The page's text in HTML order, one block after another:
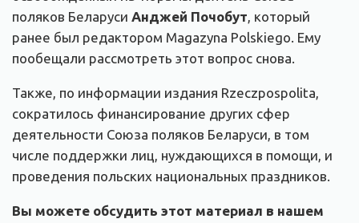
поляков Беларуси Анджей Почобут, который
ранее был редактором Magazyna Polskiego. Ему
пообещали рассмотреть этот вопрос снова.
Также, по информации издания Rzeczpospolita,
сократилось финансирование других сфер
деятельности Союза поляков Беларуси, в том
числе поддержки лиц, нуждающихся в помощи, и
проведения польских национальных праздников.
Вы можете обсудить этот материал в нашем